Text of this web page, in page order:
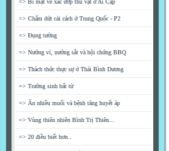
=> Bí mật về xác ướp thú vật ở Ai Cập
=> Chấm dứt cải cách ở Trung Quốc - P2
=> Đụng tường
=> Nướng vỉ, nướng sắt và hội chứng BBQ
=> Thách thức thực sự ở Thái Bình Dương
=> Trường sinh bất tử
=> Ăn nhiều muối và bệnh tăng huyết áp
=> Vùng thiên nhiên Bình Trị Thiên...
=> 20 điều biết hơn..